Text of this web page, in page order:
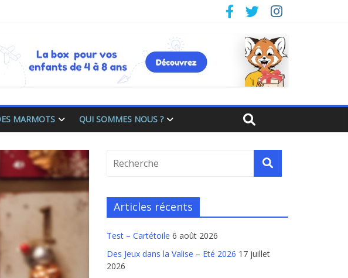
MARMOTS QUI SOMMES NOUS ?
Articles récents
Test – Cartétoile 6 août 2026
Des Jeux dans la Valise – Eté 2026 17 juillet
2026